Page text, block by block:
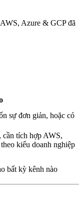
Azure & GCP đã
sự đơn giản, hoặc có
tích hợp AWS,
kiểu doanh nghiệp
bất kỳ kênh nào